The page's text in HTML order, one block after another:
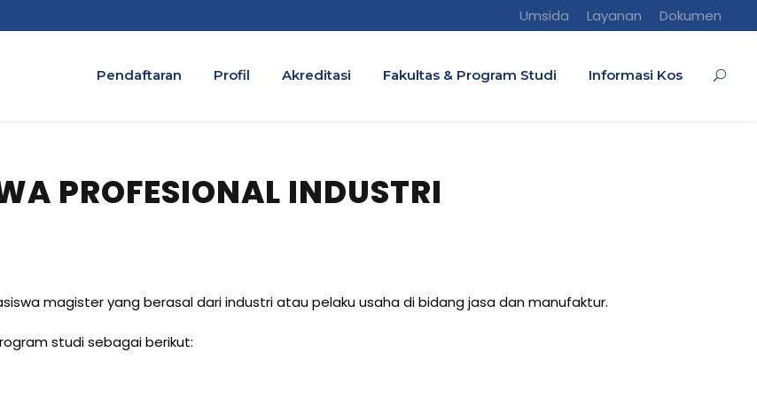
Umsida Layanan Dokumen
Pendaftaran Profil Akreditasi Fakultas & Program Studi Informasi Kos
PROFESIONAL INDUSTRI
magister yang berasal dari industri atau pelaku usaha di bidang jasa dan manufaktur.
studi sebagai berikut: